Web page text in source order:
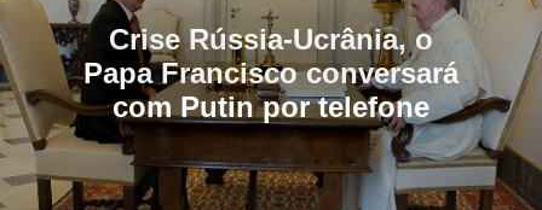
Crise Rússia-Ucrânia, o
Papa Francisco conversará
com Putin por telefone